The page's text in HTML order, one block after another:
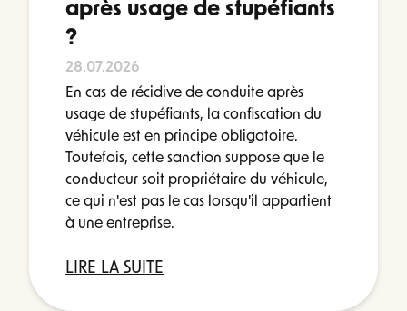
après usage de stupéfiants
?
28.07.2026
En cas de récidive de conduite après
usage de stupéfiants, la confiscation du
véhicule est en principe obligatoire.
Toutefois, cette sanction suppose que le
conducteur soit propriétaire du véhicule,
ce qui n'est pas le cas lorsqu'il appartient
à une entreprise.
LIRE LA SUITE